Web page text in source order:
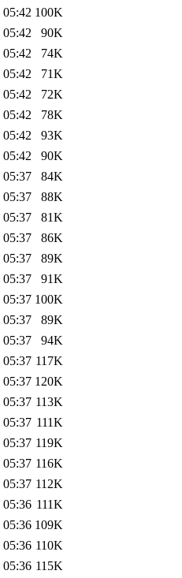
05:42 100K
05:42
90K
05:42
74K
05:42
71K
05:42
72K
05:42
78K
05:42
93K
05:42
90K
05:37
84K
05:37
88K
05:37
81K
05:37
86K
05:37
89K
05:37
91K
05:37 100K
05:37
89K
05:37
94K
05:37 117K
05:37 120K
05:37 113K
05:37 111K
05:37 119K
05:37 116K
05:37 112K
05:36 111K
05:36 109K
05:36 110K
05:36 115K